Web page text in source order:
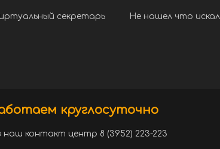
секретарь Не нашел что
круглосуточно
наш контакт центр 8 (3952) 223-223